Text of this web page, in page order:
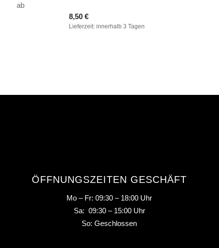
von 5
ab
8,50 €
Lieferzeit: innerhalb 3 Tagen
ÖFFNUNGSZEITEN GESCHÄFT
Mo – Fr: 09:30 – 18:00 Uhr
Sa: 09:30 – 15:00 Uhr
So: Geschlossen